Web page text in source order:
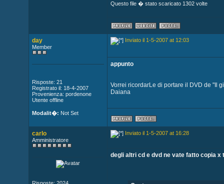
Questo file � stato scaricato 1302 volte
day
Member
Risposte: 21
Registrato il: 18-4-2007
Provenienza: pordenone
Utente offline
Modalit�: Not Set
Inviato il 1-5-2007 at 12:03
appunto
Vorrei ricordarLe di portare il DVD de "Il
Daiana
carlo
Amministratore
Inviato il 1-5-2007 at 16:28
degli altri cd e dvd ne vate fatto copia x